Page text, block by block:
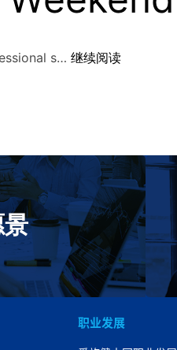
s… 继续阅读
提供优质和患者可
值。
职业发展